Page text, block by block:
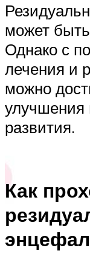
может
Однако с
лечения и
можно
улучшения
развития.
Как